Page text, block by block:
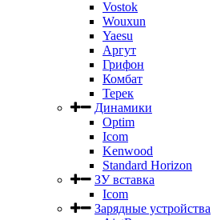
Vostok
Wouxun
Yaesu
Аргут
Грифон
Комбат
Терек
Динамики
Optim
Icom
Kenwood
Standard Horizon
ЗУ вставка
Icom
Зарядные устройства